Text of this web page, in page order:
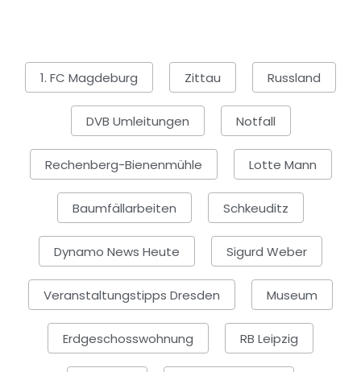
1. FC Magdeburg Zittau Russland
DVB Umleitungen Notfall
Rechenberg-Bienenmühle Lotte Mann
Baumfällarbeiten Schkeuditz
Dynamo News Heute Sigurd Weber
Veranstaltungstipps Dresden Museum
Erdgeschosswohnung RB Leipzig